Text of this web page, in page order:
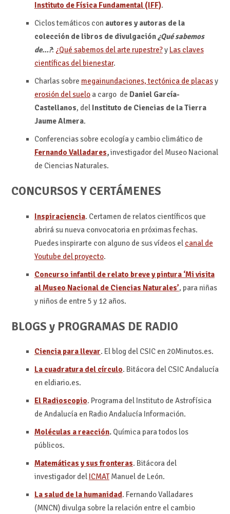
Instituto de Física Fundamental (IFF).
Ciclos temáticos con autores y autoras de la
colección de libros de divulgación¿Qué sabemos
de…?: ¿Qué sabemos del arte rupestre?y Las claves
científicas del bienestar.
Charlas sobre megainundaciones, tectónica de placasy
erosión del sueloa cargo de Daniel García-
Castellanos, del Instituto de Ciencias de la Tierra
Jaume Almera.
Conferencias sobre ecología y cambio climático de
Fernando Valladares,investigador del Museo Nacional
de Ciencias Naturales.
CONCURSOS Y CERTÁMENES
Inspiraciencia. Certamen de relatos científicos que
abrirá su nueva convocatoria en próximas fechas.
Puedes inspirarte con alguno de sus vídeos el canal de
Youtube del proyecto.
Concurso infantil de relato breve y pintura ‘Mi visita
al Museo Nacional de Ciencias Naturales’, para niñas
y niños de entre 5 y 12 años.
BLOGS y PROGRAMAS DE RADIO
Ciencia para llevar. El blog del CSIC en 20Minutos.es.
La cuadratura del círculo. Bitácora del CSIC Andalucía
en eldiario.es.
El Radioscopio. Programa del Instituto de Astrofísica
de Andalucía en Radio Andalucía Información.
Moléculas a reacción. Química para todos los
públicos.
Matemáticas y sus fronteras. Bitácora del
investigador del ICMATManuel de León.
La salud de la humanidad. Fernando Valladares
(MNCN) divulga sobre la relación entre el cambio